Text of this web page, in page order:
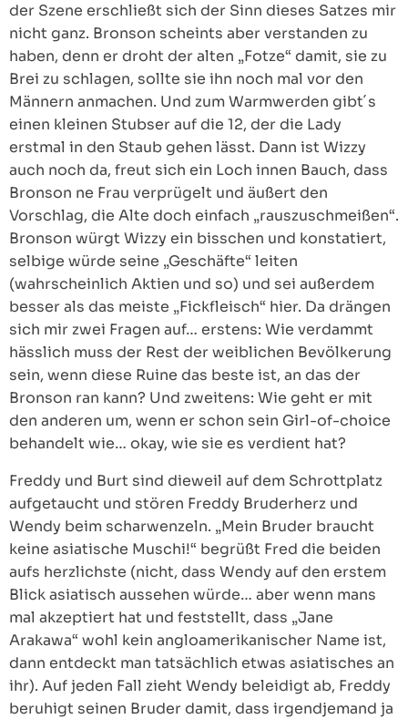
der Szene erschließt sich der Sinn dieses Satzes mir
nicht ganz. Bronson scheints aber verstanden zu
haben, denn er droht der alten „Fotze“ damit, sie zu
Brei zu schlagen, sollte sie ihn noch mal vor den
Männern anmachen. Und zum Warmwerden gibt´s
einen kleinen Stubser auf die 12, der die Lady
erstmal in den Staub gehen lässt. Dann ist Wizzy
auch noch da, freut sich ein Loch innen Bauch, dass
Bronson ne Frau verprügelt und äußert den
Vorschlag, die Alte doch einfach „rauszuschmeißen“.
Bronson würgt Wizzy ein bisschen und konstatiert,
selbige würde seine „Geschäfte“ leiten
(wahrscheinlich Aktien und so) und sei außerdem
besser als das meiste „Fickfleisch“ hier. Da drängen
sich mir zwei Fragen auf… erstens: Wie verdammt
hässlich muss der Rest der weiblichen Bevölkerung
sein, wenn diese Ruine das beste ist, an das der
Bronson ran kann? Und zweitens: Wie geht er mit
den anderen um, wenn er schon sein Girl-of-choice
behandelt wie… okay, wie sie es verdient hat?
Freddy und Burt sind dieweil auf dem Schrottplatz
aufgetaucht und stören Freddy Bruderherz und
Wendy beim scharwenzeln. „Mein Bruder braucht
keine asiatische Muschi!“ begrüßt Fred die beiden
aufs herzlichste (nicht, dass Wendy auf den erstem
Blick asiatisch aussehen würde… aber wenn mans
mal akzeptiert hat und feststellt, dass „Jane
Arakawa“ wohl kein angloamerikanischer Name ist,
dann entdeckt man tatsächlich etwas asiatisches an
ihr). Auf jeden Fall zieht Wendy beleidigt ab, Freddy
beruhigt seinen Bruder damit, dass irgendjemand ja